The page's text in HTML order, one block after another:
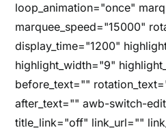
loop_animation="once"
marquee_speed="15000"
display_time="1200"
highlight_width="9"
before_text=""
after_text="" awb-switch-
title_link="off" link_url=""